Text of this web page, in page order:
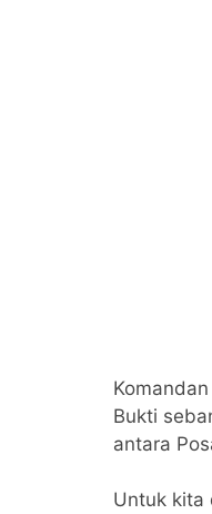
Bukti
antara
Untuk kita